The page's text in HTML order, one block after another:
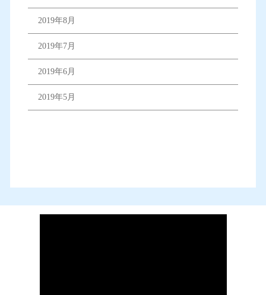
2019年8月
2019年7月
2019年6月
2019年5月